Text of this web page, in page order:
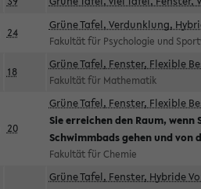
24
Grüne Tafel, Verdunklung,
Fakultät für Psychologie und
18
Grüne Tafel, Fenster, Flexible
Fakultät für Mathematik
20
Grüne Tafel, Fenster, Flexible
Sie erreichen den Raum,
Schwimmbads gehen und von
Fakultät für Chemie
Grüne Tafel, Fenster, Hybride